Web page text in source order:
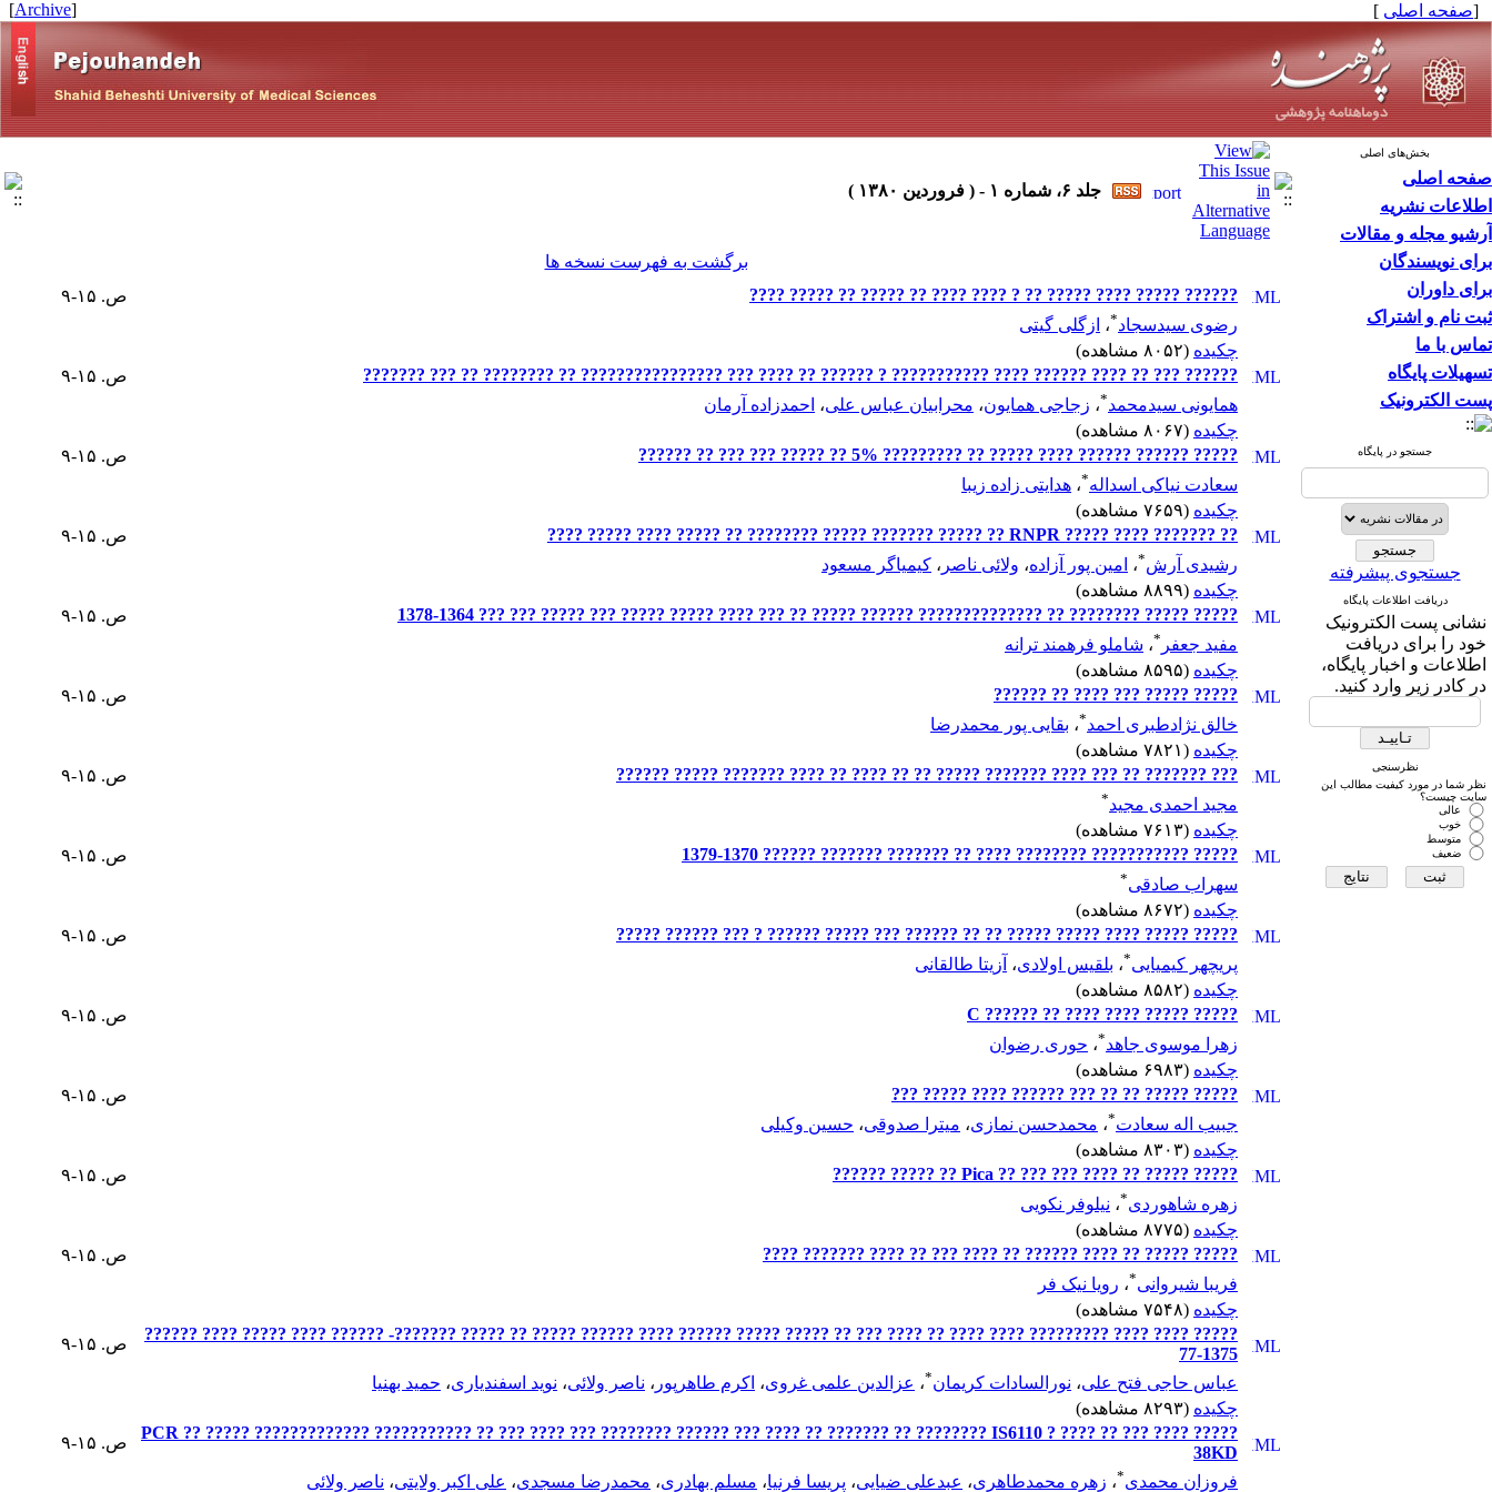
[صفحه اصلی ]
[
Archive
]
بخش‌های اصلی
صفحه اصلی
اطلاعات نشریه
آرشیو مجله و مقالات
برای نویسندگان
برای داوران
ثبت نام و اشتراک
تماس با ما
تسهیلات پایگاه
پست الکترونیک
جستجو در پایگاه
جستجوی پیشرفته
دریافت اطلاعات پایگاه
نشانی پست الکترونیک
خود را برای دریافت
اطلاعات و اخبار پایگاه،
در کادر زیر وارد کنید.
نظرسنجی
نظر شما در مورد کیفیت مطالب این
سایت چیست؟
عالی
خوب
متوسط
ضعیف
جلد ۶، شماره ۱ - ( فروردين ۱۳۸۰ )
برگشت به فهرست نسخه ها
?????? ????? ???? ????? ?? ? ???? ???? ?? ????? ?? ????? ????
ص. ۱۵-۹
رضوی سیدسجاد*، ازگلی گیتی
چکیده (۸۰۵۲ مشاهده)
?????? ??? ?? ???? ?????? ???? ??????????? ? ?????? ?? ???? ??? ???????????????? ?? ???????? ?? ??? ???????
ص. ۱۵-۹
همایونی سیدمحمد*، زجاجی همایون، محرابیان عباس علی، احمدزاده آرمان
چکیده (۸۰۶۷ مشاهده)
????? ?????? ?????? ???? ????? ?? ????????? 5% ?? ????? ??? ??? ?? ??????
ص. ۱۵-۹
سعادت نیاکی اسداله*، هدایتی زاده زیبا
چکیده (۷۶۵۹ مشاهده)
?? ??????? ???? ????? RNPR ?? ????? ??????? ????? ???????? ?? ????? ???? ????? ????
ص. ۱۵-۹
رشیدی آرش*، امین پور آزاده، ولائی ناصر ، کیمیاگر مسعود
چکیده (۸۸۹۹ مشاهده)
????? ????? ???????? ?? ?????????????? ?????? ????? ?? ??? ???? ????? ????? ??? ????? ??? ??? 1378-1364
ص. ۱۵-۹
مفید جعفر *، شاملو فرهمند ترانه
چکیده (۸۵۹۵ مشاهده)
????? ????? ??? ???? ?? ??????
ص. ۱۵-۹
خالق نژادطبری احمد*، بقایی پور محمدرضا
چکیده (۷۸۲۱ مشاهده)
??? ??????? ?? ??? ???? ??????? ????? ?? ?? ???? ?? ???? ??????? ????? ??????
ص. ۱۵-۹
مجید احمدی مجید*
چکیده (۷۶۱۳ مشاهده)
????? ??????????? ???????? ???? ?? ??????? ??????? ?????? 1379-1370
ص. ۱۵-۹
سهراب صادقی*
چکیده (۸۶۷۲ مشاهده)
????? ????? ???? ????? ????? ?? ?? ?????? ??? ????? ?????? ? ??? ?????? ?????
ص. ۱۵-۹
پریچهر کیمیایی*، بلقیس اولادی، آزیتا طالقانی
چکیده (۸۵۸۲ مشاهده)
????? ????? ???? ???? ?? ?????? C
ص. ۱۵-۹
زهرا موسوی جاهد*، حوری رضوان
چکیده (۶۹۸۳ مشاهده)
????? ????? ?? ?? ??? ?????? ???? ????? ???
ص. ۱۵-۹
جبیب اله سعادت*، محمدحسن نمازی، میترا صدوقی، حسین وکیلی
چکیده (۸۳۰۳ مشاهده)
????? ????? ?? ???? ??? ??? ?? Pica ?? ????? ??????
ص. ۱۵-۹
زهره شاهوردی*، نیلوفر نکویی
چکیده (۸۷۷۵ مشاهده)
????? ????? ?? ???? ?????? ?? ???? ??? ?? ???? ??????? ????
ص. ۱۵-۹
فریبا شیروانی*، رویا نیک فر
چکیده (۷۵۴۸ مشاهده)
????? ???? ???? ????????? ???? ???? ?? ???? ??? ?? ????? ????? ?????? ???? ?????? ????? ?? ????? ???????- ?????? ???? ????? ???? ??????
77-1375
ص. ۱۵-۹
عباس حاجی فتح علی، نورالسادات کریمان*، عزالدین علمی غروی، اکرم طاهرپور ، ناصر ولائی، نوید اسفندیاری، حمید بهنیا
چکیده (۸۲۹۳ مشاهده)
????? ???? ??? PCR ?? ????? ????????????? ??????????? ?? ??? ???? ??? ???????? ?????? ??? ???? ?? ??????? ?? ???????? IS6110 ? ???? ??
38KD
ص. ۱۵-۹
فروزان محمدی*، زهره محمدطاهری، عبدعلی ضیایی، پریسا فرنیا، مسلم بهادری، محمدرضا مسجدی، علی اکبر ولایتی، ناصر ولائی